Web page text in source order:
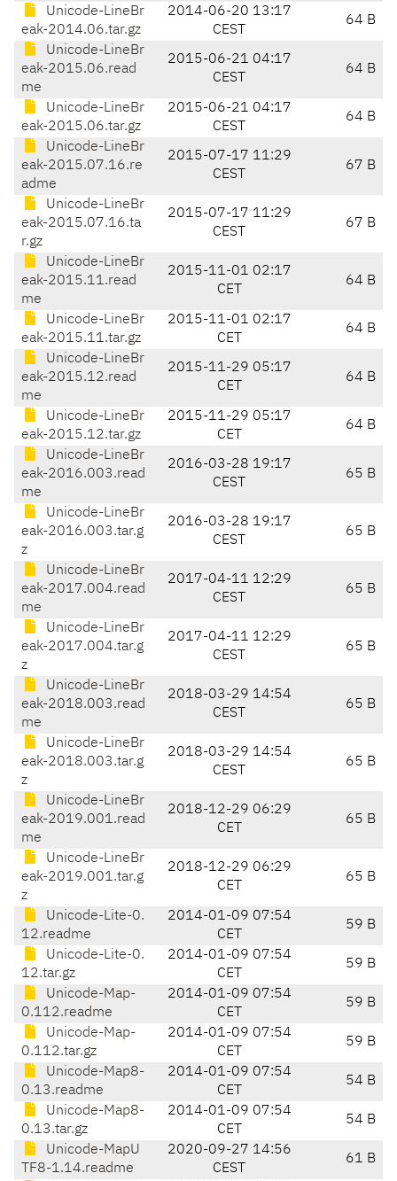
Unicode-LineBr
eak-2014.06.tar.gz
2014-06-20 13:17
CEST
64 B
Unicode-LineBr
eak-2015.06.read
me
2015-06-21 04:17
CEST
64 B
Unicode-LineBr
eak-2015.06.tar.gz
2015-06-21 04:17
CEST
64 B
Unicode-LineBr
eak-2015.07.16.re
adme
2015-07-17 11:29
CEST
67 B
Unicode-LineBr
eak-2015.07.16.ta
r.gz
2015-07-17 11:29
CEST
67 B
Unicode-LineBr
eak-2015.11.read
me
2015-11-01 02:17
CET
64 B
Unicode-LineBr
eak-2015.11.tar.gz
2015-11-01 02:17
CET
64 B
Unicode-LineBr
eak-2015.12.read
me
2015-11-29 05:17
CET
64 B
Unicode-LineBr
eak-2015.12.tar.gz
2015-11-29 05:17
CET
64 B
Unicode-LineBr
eak-2016.003.read
me
2016-03-28 19:17
CEST
65 B
Unicode-LineBr
eak-2016.003.tar.g
z
2016-03-28 19:17
CEST
65 B
Unicode-LineBr
eak-2017.004.read
me
2017-04-11 12:29
CEST
65 B
Unicode-LineBr
eak-2017.004.tar.g
z
2017-04-11 12:29
CEST
65 B
Unicode-LineBr
eak-2018.003.read
me
2018-03-29 14:54
CEST
65 B
Unicode-LineBr
eak-2018.003.tar.g
z
2018-03-29 14:54
CEST
65 B
Unicode-LineBr
eak-2019.001.read
me
2018-12-29 06:29
CET
65 B
Unicode-LineBr
eak-2019.001.tar.g
z
2018-12-29 06:29
CET
65 B
Unicode-Lite-0.
12.readme
2014-01-09 07:54
CET
59 B
Unicode-Lite-0.
12.tar.gz
2014-01-09 07:54
CET
59 B
Unicode-Map-
0.112.readme
2014-01-09 07:54
CET
59 B
Unicode-Map-
0.112.tar.gz
2014-01-09 07:54
CET
59 B
Unicode-Map8-
0.13.readme
2014-01-09 07:54
CET
54 B
Unicode-Map8-
0.13.tar.gz
2014-01-09 07:54
CET
54 B
Unicode-MapU
TF8-1.14.readme
2020-09-27 14:56
CEST
61 B